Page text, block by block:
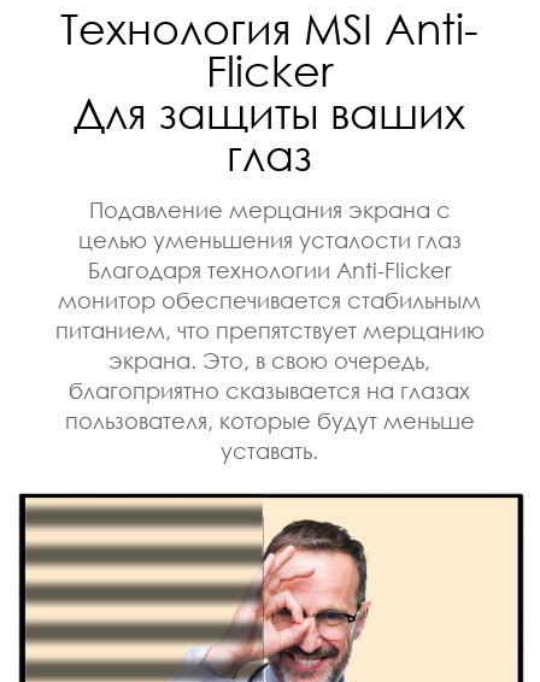
Технология MSI Anti-
Flicker
Для защиты ваших
глаз
Подавление мерцания экрана с
целью уменьшения усталости глаз
Благодаря технологии Anti-Flicker
монитор обеспечивается стабильным
питанием, что препятствует мерцанию
экрана. Это, в свою очередь,
благоприятно сказывается на глазах
пользователя, которые будут меньше
уставать.